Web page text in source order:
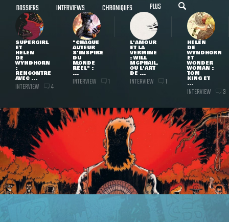
DOSSIERS INTERVIEWS CHRONIQUES PLUS
SUPERGIRL
ET
HELEN
DE
WYNDHORN
:
RENCONTRE
AVEC ...
INTERVIEW 4
"CHAQUE
AUTEUR
S'INSPIRE
DU
MONDE
RÉEL" :
...
INTERVIEW 1
L'AMOUR
ET LA
VERMINE
: WILL
MCPHAIL,
OU L'ART
DE ...
INTERVIEW 1
HELEN
DE
WYNDHORN
ET
WONDER
WOMAN :
TOM
KING ET
...
INTERVIEW 3